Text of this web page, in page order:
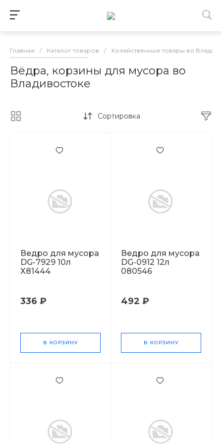
Главная / Каталог товаров / Хозяйственные товары во
Вёдра, корзины для мусора во
Владивостоке
Сортировка
Ведро для мусора
DG-7929 10л
Х81444
336 ₽
В КОРЗИНУ
Ведро для мусора
DG-0912 12л
080546
492 ₽
В КОРЗИНУ